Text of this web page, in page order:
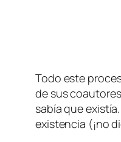
Todo este
de sus
sabía que
existencia (¡no